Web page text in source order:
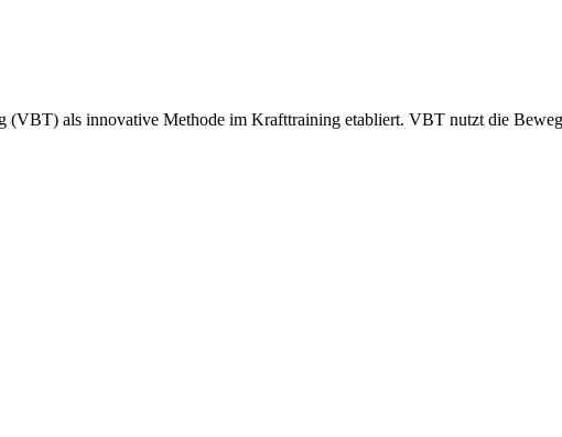
(VBT) als innovative Methode im Krafttraining etabliert. VBT nutzt die